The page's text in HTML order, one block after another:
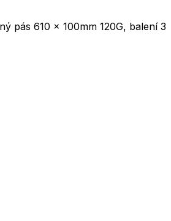
pás 610 x 100mm 120G, balení 3